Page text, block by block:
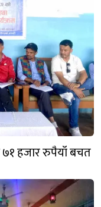
७१ हजार रुपैयाँ बचत